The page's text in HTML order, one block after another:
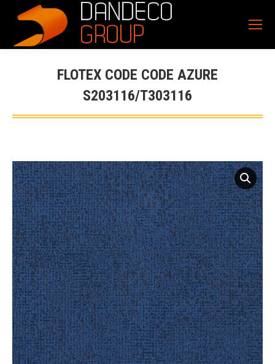
FLOTEX CODE CODE AZURE
S203116/T303116